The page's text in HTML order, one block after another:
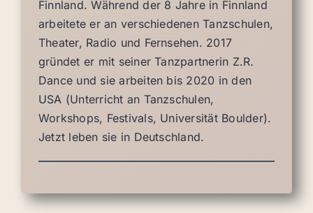
Finnland. Während der 8 Jahre in Finnland
arbeitete er an verschiedenen Tanzschulen,
Theater, Radio und Fernsehen. 2017
gründet er mit seiner Tanzpartnerin Z.R.
Dance und sie arbeiten bis 2020 in den
USA (Unterricht an Tanzschulen,
Workshops, Festivals, Universität Boulder).
Jetzt leben sie in Deutschland.